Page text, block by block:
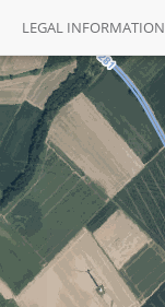
LEGAL INFORMATION